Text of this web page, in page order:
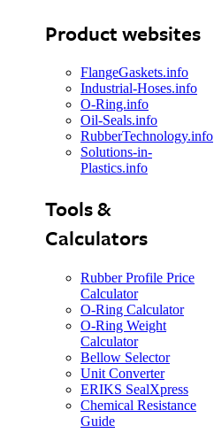
Product websites
FlangeGaskets.info
Industrial-Hoses.info
O-Ring.info
Oil-Seals.info
RubberTechnology.info
Solutions-in-
Plastics.info
Tools &
Calculators
Rubber Profile Price
Calculator
O-Ring Calculator
O-Ring Weight
Calculator
Bellow Selector
Unit Converter
ERIKS SealXpress
Chemical Resistance
Guide